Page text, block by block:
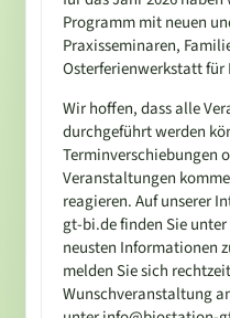
Programm mit neuen
Praxisseminaren,
Osterferienwerkstatt für
Wir hoffen, dass alle
durchgeführt werden
Terminverschiebungen
Veranstaltungen
reagieren. Auf unserer
gt-bi.de finden Sie
neusten Informationen
melden Sie sich
Wunschveranstaltung